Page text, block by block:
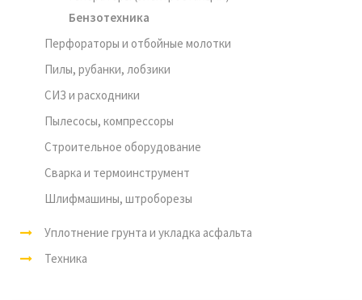
Бензотехника
Перфораторы и отбойные молотки
Пилы, рубанки, лобзики
СИЗ и расходники
Пылесосы, компрессоры
Строительное оборудование
Сварка и термоинструмент
Шлифмашины, штроборезы
Уплотнение грунта и укладка асфальта
Техника